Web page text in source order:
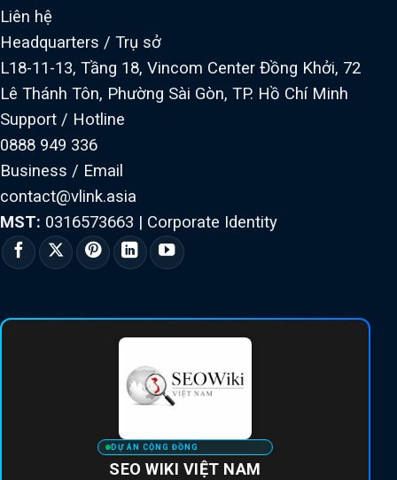
Liên hệ
Headquarters / Trụ sở
L18-11-13, Tầng 18, Vincom Center Đồng Khởi, 72
Lê Thánh Tôn, Phường Sài Gòn, TP. Hồ Chí Minh
Support / Hotline
0888 949 336
Business / Email
contact@vlink.asia
MST: 0316573663 | Corporate Identity
DỰ ÁN CỘNG ĐỒNG
SEO WIKI VIỆT NAM